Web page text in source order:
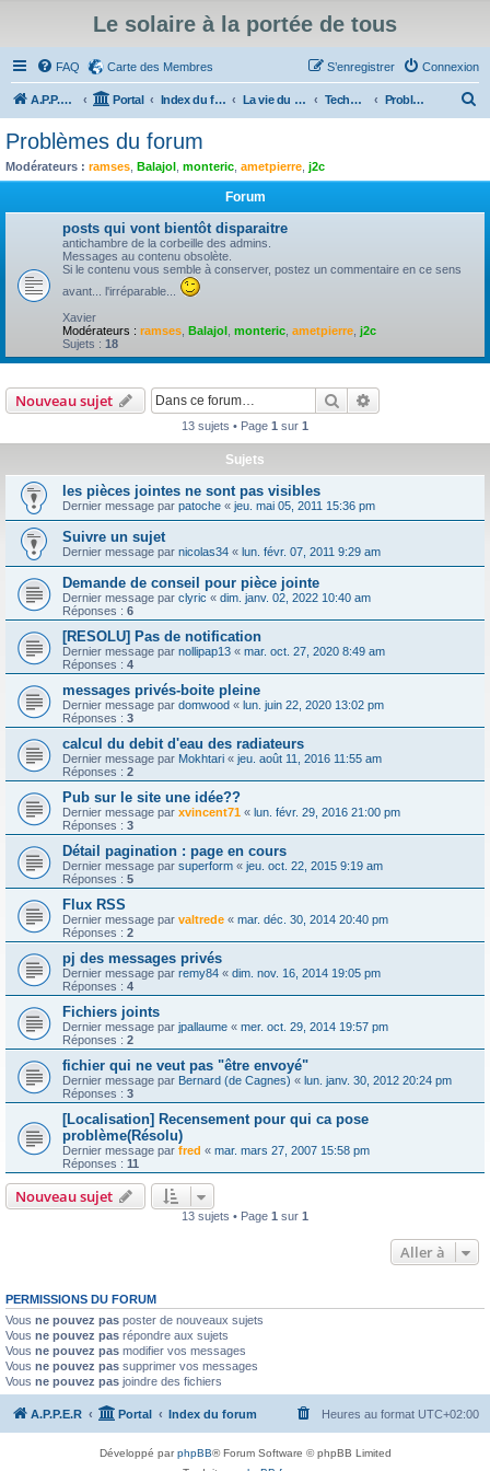
Le solaire à la portée de tous
FAQ Carte des Membres Connexion
S’enregistrer
A.P.P.E.R Portal Index du forum La vie du forum Technique du forum : Informations, évolutions, tutoriels et problèmes du forum Problèmes du forum
Problèmes du forum
Modérateurs : ramses Balajol monteric ametpierre j2c
Forum
posts qui vont bientôt disparaitre
antichambre de la corbeille des admins.
Messages au contenu obsolète.
Si le contenu vous semble à conserver, postez un commentaire en ce sens
avant... l'irréparable...
Xavier
Modérateurs : ramses Balajol monteric ametpierre j2c
Sujets : 18
Nouveau sujet Rechercher
13 sujets • Page 1 sur 1
Sujets
les pièces jointes ne sont pas visibles
Dernier message par patoche « jeu. mai 05, 2011 15:36 pm
Suivre un sujet
Dernier message par nicolas34 « lun. févr. 07, 2011 9:29 am
Demande de conseil pour pièce jointe
Dernier message par clyric « dim. janv. 02, 2022 10:40 am
Réponses : 6
[RESOLU] Pas de notification
Dernier message par nollipap13 « mar. oct. 27, 2020 8:49 am
Réponses : 4
messages privés-boite pleine
Dernier message par domwood « lun. juin 22, 2020 13:02 pm
Réponses : 3
calcul du debit d'eau des radiateurs
Dernier message par Mokhtari « jeu. août 11, 2016 11:55 am
Réponses : 2
Pub sur le site une idée??
Dernier message par xvincent71 « lun. févr. 29, 2016 21:00 pm
Réponses : 3
Détail pagination : page en cours
Dernier message par superform « jeu. oct. 22, 2015 9:19 am
Réponses : 5
Flux RSS
Dernier message par valtrede « mar. déc. 30, 2014 20:40 pm
Réponses : 2
pj des messages privés
Dernier message par remy84 « dim. nov. 16, 2014 19:05 pm
Réponses : 4
Fichiers joints
Dernier message par jpallaume « mer. oct. 29, 2014 19:57 pm
Réponses : 2
fichier qui ne veut pas "être envoyé"
Dernier message par Bernard (de Cagnes) « lun. janv. 30, 2012 20:24 pm
Réponses : 3
[Localisation] Recensement pour qui ca pose
problème(Résolu)
Dernier message par fred « mar. mars 27, 2007 15:58 pm
Réponses : 11
Nouveau sujet
13 sujets • Page 1 sur 1
Aller à
PERMISSIONS DU FORUM
Vous ne pouvez pas poster de nouveaux sujets
Vous ne pouvez pas répondre aux sujets
Vous ne pouvez pas modifier vos messages
Vous ne pouvez pas supprimer vos messages
Vous ne pouvez pas joindre des fichiers
A.P.P.E.R Portal Index du forum Heures au format UTC+02:00
Développé parphpBB® Forum Software © phpBB Limited